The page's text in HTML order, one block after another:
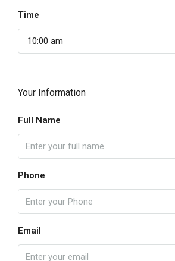
Time
10:00 am
Your Information
Full Name
Phone
Email